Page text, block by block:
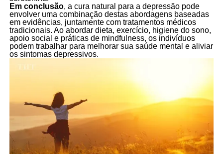
Em conclusão, a cura natural para a depressão pode
envolver uma combinação destas abordagens baseadas
em evidências, juntamente com tratamentos médicos
tradicionais. Ao abordar dieta, exercício, higiene do sono,
apoio social e práticas de mindfulness, os indivíduos
podem trabalhar para melhorar sua saúde mental e aliviar
os sintomas depressivos.